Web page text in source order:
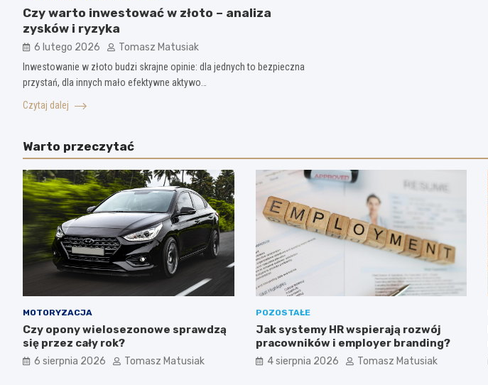
Czy warto inwestować w złoto – analiza
zysków i ryzyka
6 lutego 2026 Tomasz Matusiak
Inwestowanie w złoto budzi skrajne opinie: dla jednych to bezpieczna
przystań, dla innych mało efektywne aktywo…
Czytaj dalej
Warto przeczytać
MOTORYZACJA
Czy opony wielosezonowe sprawdzą
się przez cały rok?
6 sierpnia 2026 Tomasz Matusiak
POZOSTAŁE
Jak systemy HR wspierają rozwój
pracowników i employer branding?
4 sierpnia 2026 Tomasz Matusiak